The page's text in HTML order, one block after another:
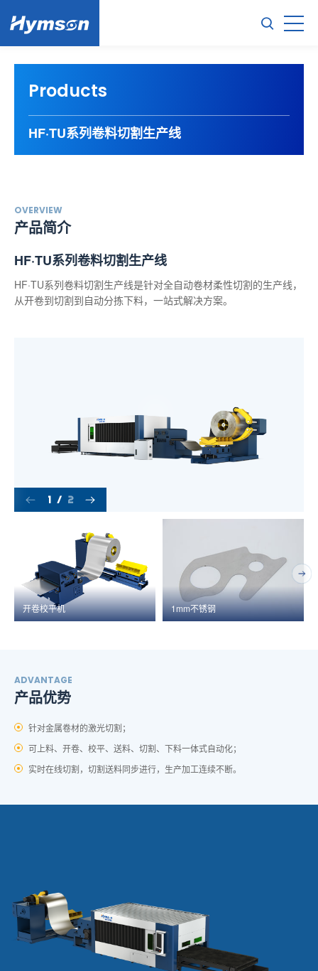
Products
HF·TU系列卷料切割生产线
OVERVIEW
产品简介
HF·TU系列卷料切割生产线
HF·TU系列卷料切割生产线是针对全自动卷材柔性切割的生产线，
从开卷到切割到自动分拣下料，一站式解决方案。
1 / 2
开卷校平机 1mm不锈钢
ADVANTAGE
产品优势
针对金属卷材的激光切割；
可上料、开卷、校平、送料、切割、下料一体式自动化；
实时在线切割，切割送料同步进行，生产加工连续不断。